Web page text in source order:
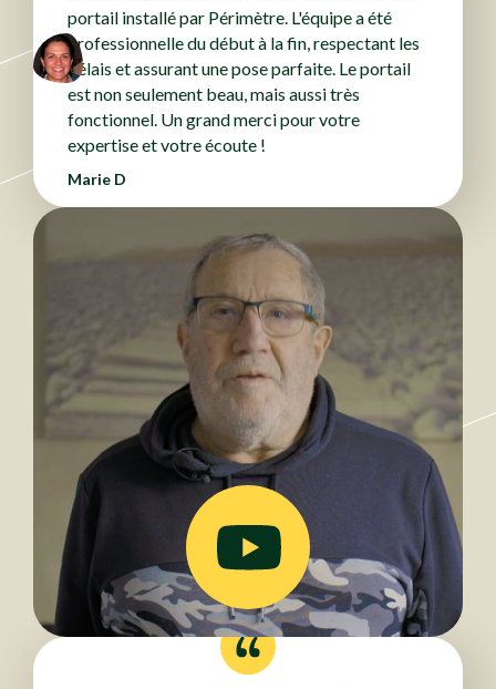
portail installé par Périmètre. L'équipe a été
professionnelle du début à la fin, respectant les
délais et assurant une pose parfaite. Le portail
est non seulement beau, mais aussi très
fonctionnel. Un grand merci pour votre
expertise et votre écoute !
Marie D